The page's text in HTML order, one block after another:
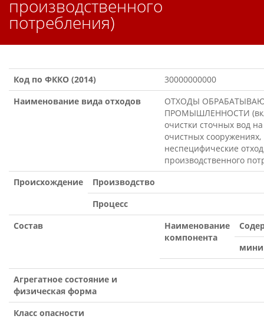
производственного
потребления)
Код по ФККО (2014)
30000000000
Наименование вида отходов
ОТХОДЫ
ПРОМЫШЛЕННОСТИ
очистки сточных вод
очистных
неспецифические
производственного
Происхождение
Производство
Процесс
Состав
Наименование
компонента
Агрегатное состояние и
физическая форма
Класс опасности